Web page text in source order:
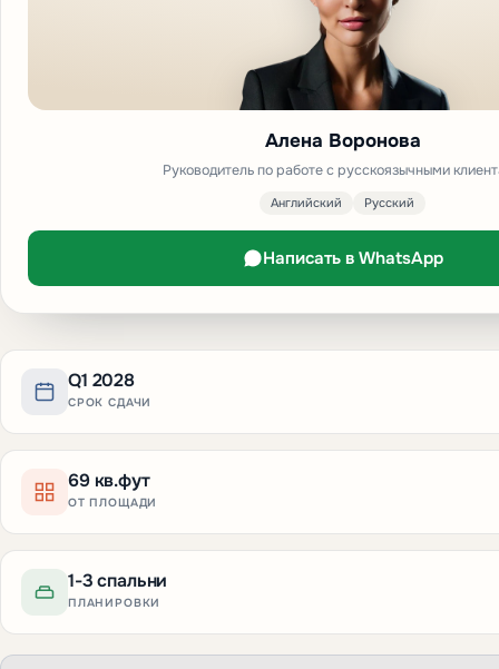
Q1 2028
СРОК СДАЧИ
69 кв.фут
ОТ ПЛОЩАДИ
1-3 спальни
ПЛАНИРОВКИ
Алена Воронова
Руководитель по работе с русскоязычными
Английский Русский
Написать в WhatsApp